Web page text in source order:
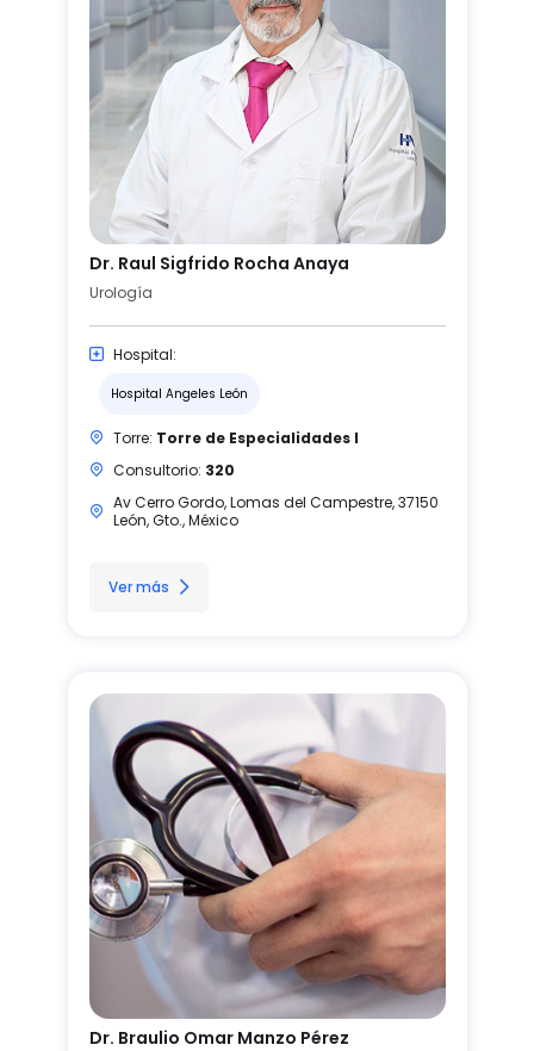
Dr. Raul Sigfrido Rocha Anaya
Urología
Hospital:
Hospital Angeles León
Torre: Torre de Especialidades I
Consultorio: 320
Av Cerro Gordo, Lomas del Campestre, 37150
León, Gto., México
Ver más
Dr. Braulio Omar Manzo Pérez